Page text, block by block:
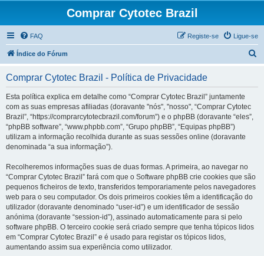
Comprar Cytotec Brazil
FAQ Ligue-se
Registe-se
Índice do Fórum
Comprar Cytotec Brazil - Política de Privacidade
Esta política explica em detalhe como “Comprar Cytotec Brazil” juntamente
com as suas empresas afiliadas (doravante "nós", "nosso", “Comprar Cytotec
Brazil”, “https://comprarcytotecbrazil.com/forum”) e o phpBB (doravante “eles”,
“phpBB software”, “www.phpbb.com”, “Grupo phpBB”, “Equipas phpBB”)
utilizam a informação recolhida durante as suas sessões online (doravante
denominada “a sua informação”).
Recolheremos informações suas de duas formas. A primeira, ao navegar no
“Comprar Cytotec Brazil” fará com que o Software phpBB crie cookies que são
pequenos ficheiros de texto, transferidos temporariamente pelos navegadores
web para o seu computador. Os dois primeiros cookies têm a identificação do
utilizador (doravante denominado “user-id”) e um identificador de sessão
anónima (doravante “session-id”), assinado automaticamente para si pelo
software phpBB. O terceiro cookie será criado sempre que tenha tópicos lidos
em “Comprar Cytotec Brazil” e é usado para registar os tópicos lidos,
aumentando assim sua experiência como utilizador.